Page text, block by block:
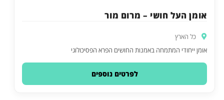
אומן העל חושי – מרום מור
כל הארץ
אומן ייחודי המתמחה באמנות החושים הפרא הפסיכולוגי
לפרטים נוספים